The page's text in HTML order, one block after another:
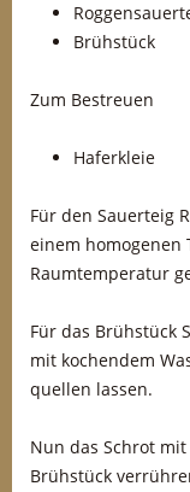
Brühstück
Zum Bestreuen
Haferkleie
Für den Sauerteig
einem homogenen
Raumtemperatur
Für das Brühstück
mit kochendem
quellen lassen.
Nun das Schrot
Brühstück